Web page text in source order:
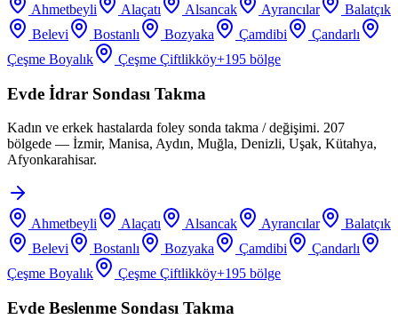
Ahmetbeyli Alaçatı Alsancak Ayrancılar
Balatçık
Belevi
Bostanlı Bozyaka Çamdibi
Çandarlı
Çeşme Boyalık
Çeşme Çiftlikköy+195 bölge
Evde İdrar Sondası Takma
Kadın ve erkek hastalarda foley sonda takma / değişimi. 207
bölgede — İzmir, Manisa, Aydın, Muğla, Denizli, Uşak, Kütahya,
Afyonkarahisar.
Ahmetbeyli Alaçatı Alsancak Ayrancılar
Balatçık
Belevi
Bostanlı Bozyaka Çamdibi
Çandarlı
Çeşme Boyalık
Çeşme Çiftlikköy+195 bölge
Evde Beslenme Sondası Takma